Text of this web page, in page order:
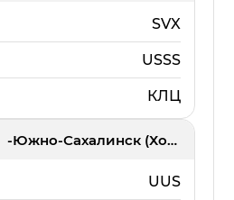
SVX
USSS
КЛЦ
- Южно-Сахалинск (Хомутово)
UUS